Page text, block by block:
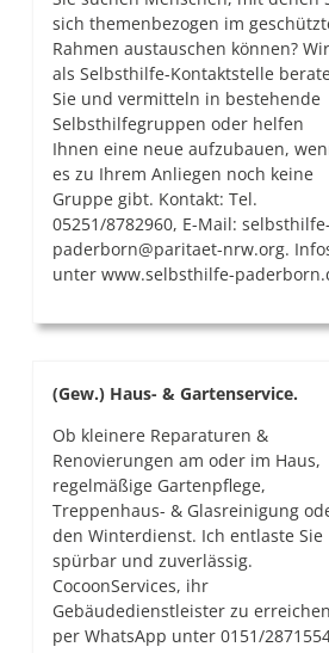
sich themenbezogen im
Rahmen austauschen können? Wir
als Selbsthilfe-Kontaktstelle
Sie und vermitteln in bestehende
Selbsthilfegruppen oder helfen
Ihnen eine neue aufzubauen,
es zu Ihrem Anliegen noch keine
Gruppe gibt. Kontakt: Tel.
05251/8782960, E-Mail: selbsthilfe-
paderborn@paritaet-nrw.org.
unter www.selbsthilfe-
(Gew.) Haus- & Gartenservice.
Ob kleinere Reparaturen &
Renovierungen am oder im Haus,
regelmäßige Gartenpflege,
Treppenhaus- & Glasreinigung
den Winterdienst. Ich entlaste Sie
spürbar und zuverlässig.
CocoonServices, ihr
Gebäudedienstleister zu erreichen
per WhatsApp unter 0151/